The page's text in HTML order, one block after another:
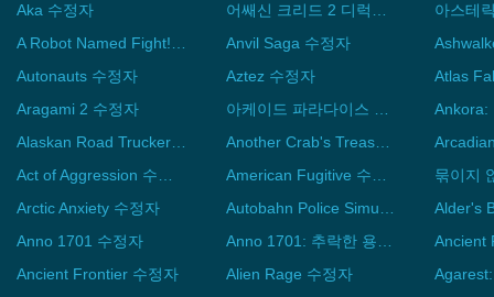
Aka 수정자
어쌔신 크리드 2 디럭스 에디션 수정자
A Robot Named Fight! 수정자
Anvil Saga 수정자
Autonauts 수정자
Aztez 수정자
Aragami 2 수정자
아케이드 파라다이스 수정자
Alaskan Road Truckers 수정자
Another Crab's Treasure 수정자
Act of Aggression 수정자
American Fugitive 수정자
Arctic Anxiety 수정자
Autobahn Police Simulator 2 수정자
Alder's
Anno 1701 수정자
Anno 1701: 추락한 용 수정자
Ancient Frontier 수정자
Alien Rage 수정자